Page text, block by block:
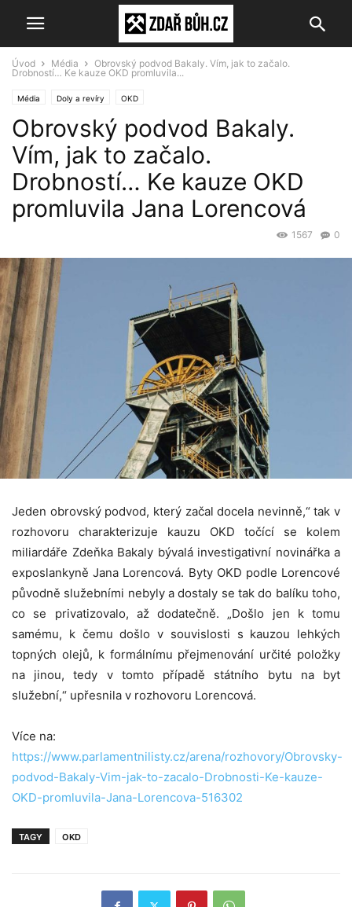
Úvod Média
Obrovský podvod Bakaly. Vím, jak to začalo.
Drobností… Ke kauze OKD promluvila...
Média Doly a revíry OKD
Obrovský podvod Bakaly.
Vím, jak to začalo.
Drobností… Ke kauze OKD
promluvila Jana Lorencová
0
1567
Jeden obrovský podvod, který začal docela nevinně,“ tak v
rozhovoru charakterizuje kauzu OKD točící se kolem
miliardáře Zdeňka Bakaly bývalá investigativní novinářka a
exposlankyně Jana Lorencová. Byty OKD podle Lorencové
původně služebními nebyly a dostaly se tak do balíku toho,
co se privatizovalo, až dodatečně. „Došlo jen k tomu
samému, k čemu došlo v souvislosti s kauzou lehkých
topných olejů, k formálnímu přejmenování určité položky
na jinou, tedy v tomto případě státního bytu na byt
služební,“ upřesnila v rozhovoru Lorencová.
Více na:
https://www.parlamentnilisty.cz/arena/rozhovory/Obrovsky-
podvod-Bakaly-Vim-jak-to-zacalo-Drobnosti-Ke-kauze-
OKD-promluvila-Jana-Lorencova-516302
TAGY OKD